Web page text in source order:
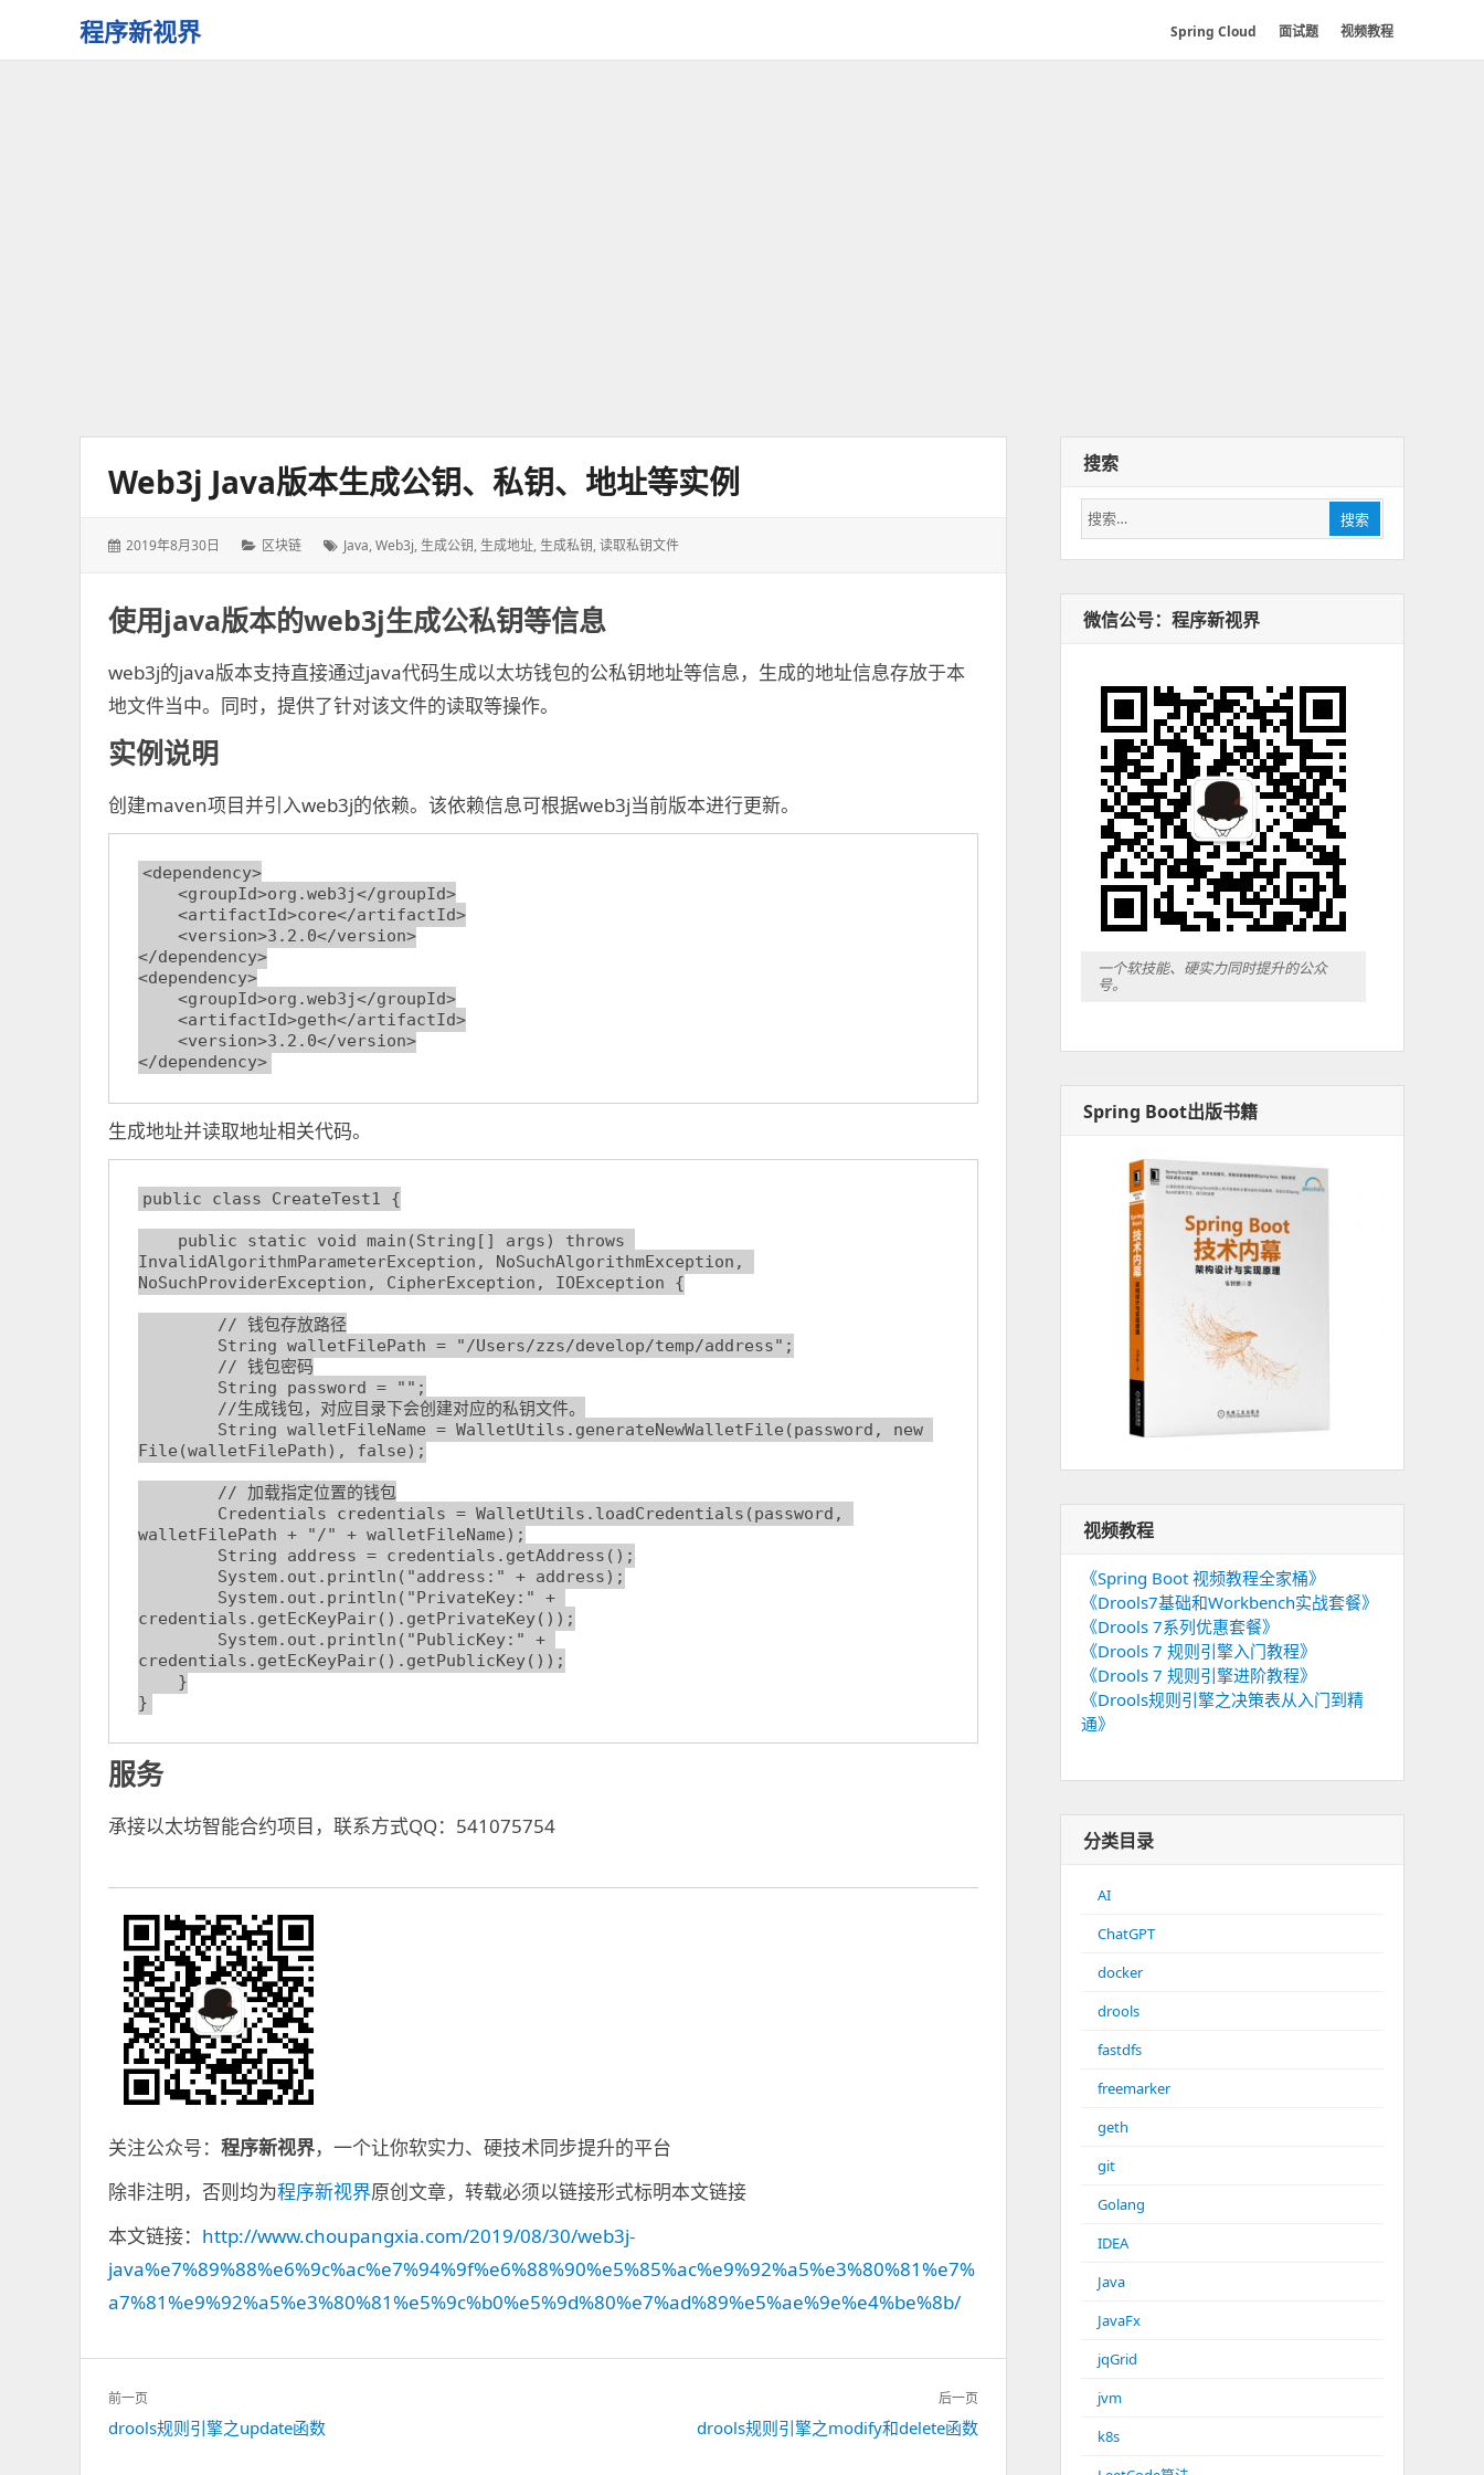
程序新视界 Spring Cloud 面试题 视频教程
Web3j Java版本生成公钥、私钥、地址等实例
发
2019年8月30日
分
区块链
标
Java,Web3j, 生成公钥, 生成地址, 生成私钥,读取私钥文件
使用java版本的web3j生成公私钥等信息
web3j的java版本支持直接通过java代码生成以太坊钱包的公私钥地址等信息，生成的地址信息存放于本
地文件当中。同时，提供了针对该文件的读取等操作。
实例说明
创建maven项目并引入web3j的依赖。该依赖信息可根据web3j当前版本进行更新。
<dependency>
    <groupId>org.web3j</groupId>
    <artifactId>core</artifactId>
    <version>3.2.0</version>
</dependency>
<dependency>
    <groupId>org.web3j</groupId>
    <artifactId>geth</artifactId>
    <version>3.2.0</version>
</dependency>
生成地址并读取地址相关代码。
public class CreateTest1 {
InvalidAlgorithmParameterException, NoSuchAlgorithmException,
NoSuchProviderException, CipherException, IOException {
File(walletFilePath), false);
walletFilePath + "/" + walletFileName);
credentials.getEcKeyPair().getPrivateKey());
credentials.getEcKeyPair().getPublicKey());
}
服务
承接以太坊智能合约项目，联系方式QQ：541075754
关注公众号： 程序新视界，一个让你软实力、硬技术同步提升的平台
除非注明，否则均为程序新视界原创文章，转载必须以链接形式标明本文链接
本文链接： http://www.choupangxia.com/2019/08/30/web3j-
java%e7%89%88%e6%9c%ac%e7%94%9f%e6%88%90%e5%85%ac%e9%92%a5%e3%80%81%e7%
a7%81%e9%92%a5%e3%80%81%e5%9c%b0%e5%9d%80%e7%ad%89%e5%ae%9e%e4%be%8b/
文
章
前一页
上
drools规则引擎之update函数
后一页
drools规则引擎之modify和delete函数
搜索
搜
索：
搜索
微信公号：程序新视界
一个软技能、硬实力同时提升的公众
号。
Spring Boot出版书籍
视频教程
《Spring Boot 视频教程全家桶》
《Drools7基础和Workbench实战套餐》
《Drools 7系列优惠套餐》
《Drools 7 规则引擎入门教程》
《Drools 7 规则引擎进阶教程》
《Drools规则引擎之决策表从入门到精
通》
分类目录
AI
ChatGPT
docker
drools
fastdfs
freemarker
geth
git
Golang
IDEA
Java
JavaFx
jqGrid
jvm
k8s